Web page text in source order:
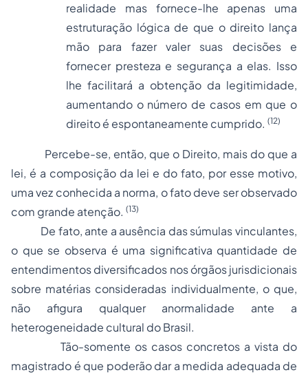
realidade mas fornece-lhe apenas uma
estruturação lógica de que o direito lança
mão para fazer valer suas decisões e
fornecer presteza e segurança a elas. Isso
lhe facilitará a obtenção da legitimidade,
aumentando o número de casos em que o
direito é espontaneamente cumprido. (12)
Percebe-se, então, que o Direito, mais do que a
lei, é a composição da lei e do fato, por esse motivo,
uma vez conhecida a norma, o fato deve ser observado
com grande atenção. (13)
De fato, ante a ausência das súmulas vinculantes,
o que se observa é uma significativa quantidade de
entendimentos diversificados nos órgãos jurisdicionais
sobre matérias consideradas individualmente, o que,
não afigura qualquer anormalidade ante a
heterogeneidade cultural do Brasil.
Tão-somente os casos concretos a vista do
magistrado é que poderão dar a medida adequada de